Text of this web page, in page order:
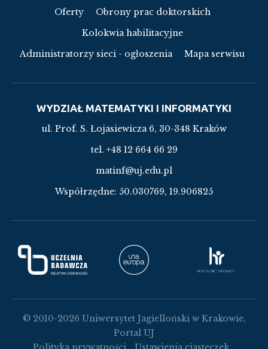
Oferty
Obrony prac doktorskich
Kolokwia habilitacyjne
Administratorzy sieci - ogłoszenia
Mapa serwisu
WYDZIAŁ MATEMATYKI I INFORMATYKI
ul. Prof. S. Łojasiewicza 6, 30-348 Kraków
tel. +48 12 664 66 29
matinf@uj.edu.pl
Współrzędne: 50.030769, 19.906825
© 2010-2026 Uniwersytet Jagielloński w Krakowie,
Portal UJ